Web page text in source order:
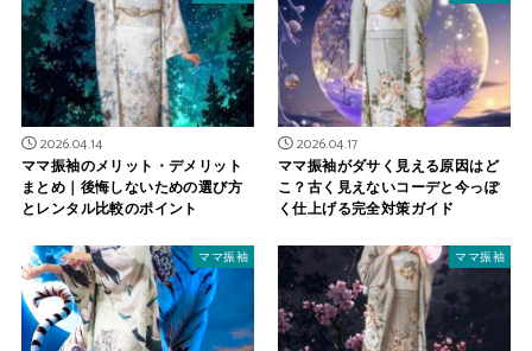
2026.04.14
ママ振袖のメリット・デメリット
まとめ｜後悔しないための選び方
とレンタル比較のポイント
2026.04.17
ママ振袖がダサく見える原因はど
こ？古く見えないコーデと今っぽ
く仕上げる完全対策ガイド
ママ振袖 ママ振袖